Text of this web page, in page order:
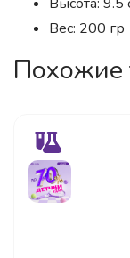
Вес: 200 гр
Похожие